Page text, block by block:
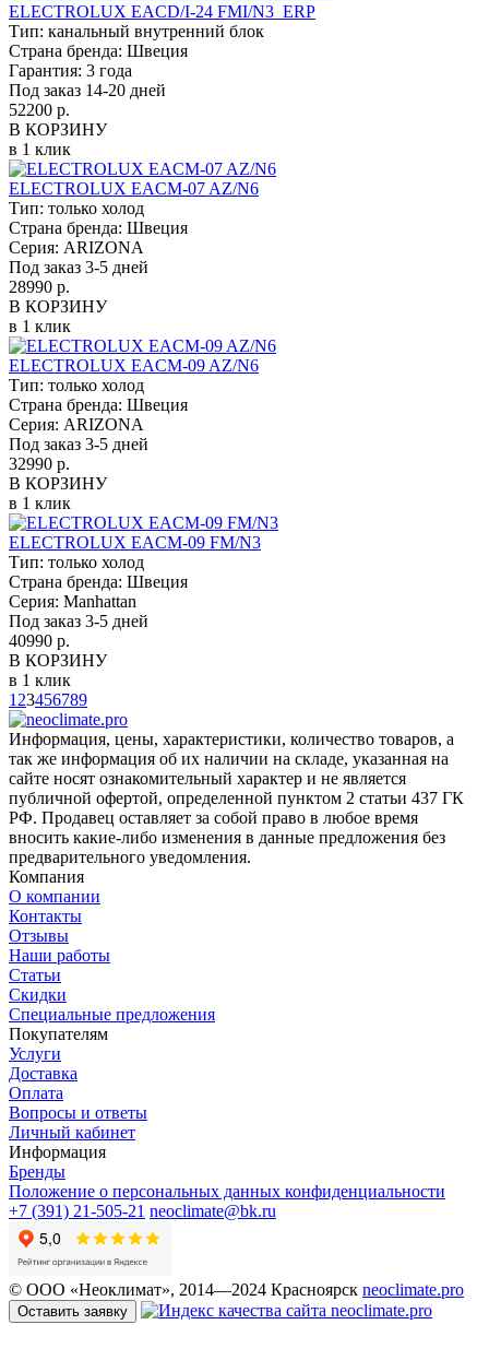
ELECTROLUX EACD/I-24 FMI/N3_ERP
Тип: канальный внутренний блок
Страна бренда: Швеция
Гарантия: 3 года
Под заказ 14-20 дней
52200 р.
В КОРЗИНУ
в 1 клик
ELECTROLUX EACM-07 AZ/N6
Тип: только холод
Страна бренда: Швеция
Серия: ARIZONA
Под заказ 3-5 дней
28990 р.
В КОРЗИНУ
в 1 клик
ELECTROLUX EACM-09 AZ/N6
Тип: только холод
Страна бренда: Швеция
Серия: ARIZONA
Под заказ 3-5 дней
32990 р.
В КОРЗИНУ
в 1 клик
ELECTROLUX EACM-09 FM/N3
Тип: только холод
Страна бренда: Швеция
Серия: Manhattan
Под заказ 3-5 дней
40990 р.
В КОРЗИНУ
в 1 клик
1 23456789
Информация, цены, характеристики, количество товаров, а
так же информация об их наличии на складе, указанная на
сайте носят ознакомительный характер и не является
публичной офертой, определенной пунктом 2 статьи 437 ГК
РФ. Продавец оставляет за собой право в любое время
вносить какие-либо изменения в данные предложения без
предварительного уведомления.
Компания
О компании
Контакты
Отзывы
Наши работы
Статьи
Скидки
Специальные предложения
Покупателям
Услуги
Доставка
Оплата
Вопросы и ответы
Личный кабинет
Информация
Бренды
Положение о персональных данных конфиденциальности
+7 (391) 21-505-21 neoclimate@bk.ru
© ООО «Неоклимат», 2014—2024 Красноярск neoclimate.pro
Оставить заявку